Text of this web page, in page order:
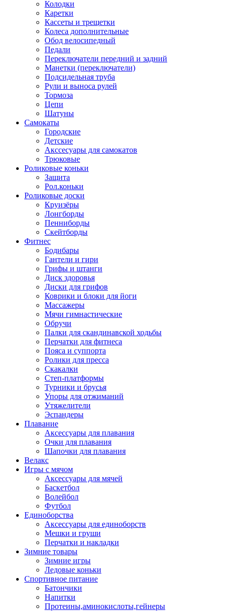
Колодки
Каретки
Кассеты и трещетки
Колеса дополнительные
Обод велосипедный
Педали
Переключатели передний и задний
Манетки (переключатели)
Подсидельная труба
Рули и выноса рулей
Тормоза
Цепи
Шатуны
Самокаты
Городские
Детские
Акссесуары для самокатов
Трюковые
Роликовые коньки
Защита
Рол.коньки
Роликовые доски
Круизёры
Лонгборды
Пенниборды
Скейтборды
Фитнес
Бодибары
Гантели и гири
Грифы и штанги
Диск здоровья
Диски для грифов
Коврики и блоки для йоги
Массажеры
Мячи гимнастические
Обручи
Палки для скандинавской ходьбы
Перчатки для фитнеса
Пояса и суппорта
Ролики для пресса
Скакалки
Степ-платформы
Турники и брусья
Упоры для отжиманий
Утяжелители
Эспандеры
Плавание
Аксессуары для плавания
Очки для плавания
Шапочки для плавания
Велакс
Игры с мячом
Аксессуары для мячей
Баскетбол
Волейбол
Футбол
Единоборства
Аксессуары для единоборств
Мешки и груши
Перчатки и накладки
Зимние товары
Зимние игры
Ледовые коньки
Спортивное питание
Батончики
Напитки
Протеины,аминокислоты,гейнеры